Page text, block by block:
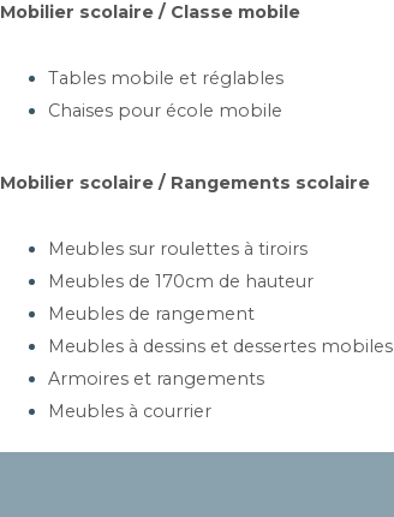
Mobilier scolaire / Classe mobile
Tables mobile et réglables
Chaises pour école mobile
Mobilier scolaire / Rangements scolaire
Meubles sur roulettes à tiroirs
Meubles de 170cm de hauteur
Meubles de rangement
Meubles à dessins et dessertes mobiles
Armoires et rangements
Meubles à courrier
35, Rue des chantiers, 78 000 VERSAILLES
E-mail : contact@mob-mob.fr
Siret : 802 328 203 00020